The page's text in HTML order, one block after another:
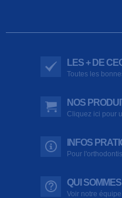
LES + DE
Toutes les
NOS
Cliquez ici pour
INFOS
Pour
QUI
Voir notre équipe